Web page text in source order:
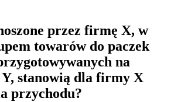
przez firmę X, w
towarów do paczek
na
stanowią dla firmy X
przychodu?